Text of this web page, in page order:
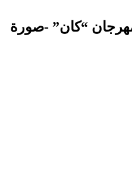
“كان” -صورة